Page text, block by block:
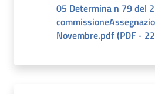
05 Determina n 79 del
Novembre.pdf(PDF -